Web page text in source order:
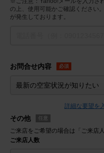
の上、使用可能かご確認ください
が発生しております。
お問合せ内容 必須
詳細な要望を
その他 任意
ご来店をご希望の場合は「ご来店
ご来店人数